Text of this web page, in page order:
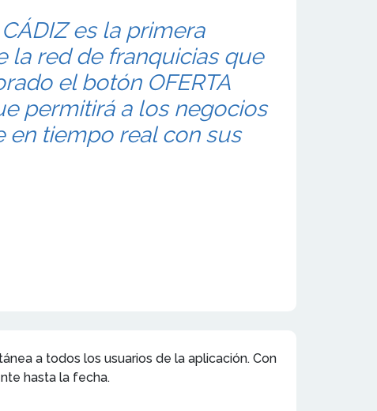
es la primera
la red de franquicias que
el botón OFERTA
permitirá a los negocios
en tiempo real con sus
a todos los usuarios de la aplicación. Con
hasta la fecha.